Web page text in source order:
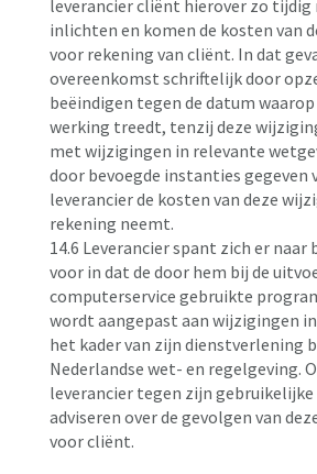
leverancier cliënt hierover zo
inlichten en komen de kosten van
voor rekening van cliënt. In dat
overeenkomst schriftelijk door
beëindigen tegen de datum
werking treedt, tenzij deze
met wijzigingen in relevante
door bevoegde instanties gegeven
leverancier de kosten van deze
rekening neemt.
14.6 Leverancier spant zich er naar
voor in dat de door hem bij de
computerservice gebruikte
wordt aangepast aan wijzigingen
het kader van zijn dienstverlening
Nederlandse wet- en regelgeving.
leverancier tegen zijn
adviseren over de gevolgen van
voor cliënt.